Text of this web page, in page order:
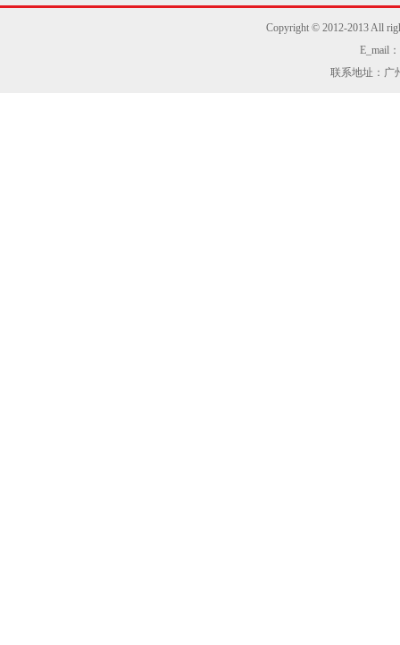
Copyright © 2012-2013 All
E_mail
联系地址：广